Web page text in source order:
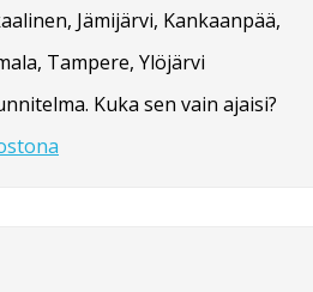
Jämijärvi, Kankaanpää,
Tampere, Ylöjärvi
Kuka sen vain ajaisi?